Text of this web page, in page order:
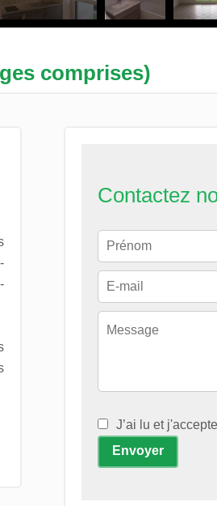
comprises)
Contactez
J’ai lu et
Envoyer